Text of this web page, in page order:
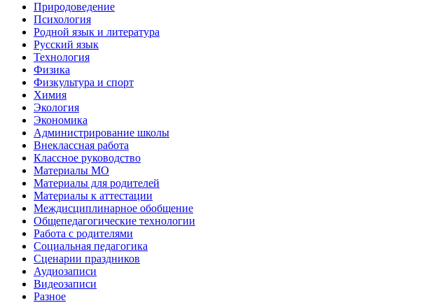
Природоведение
Психология
Родной язык и литература
Русский язык
Технология
Физика
Физкультура и спорт
Химия
Экология
Экономика
Администрирование школы
Внеклассная работа
Классное руководство
Материалы МО
Материалы для родителей
Материалы к аттестации
Междисциплинарное обобщение
Общепедагогические технологии
Работа с родителями
Социальная педагогика
Сценарии праздников
Аудиозаписи
Видеозаписи
Разное